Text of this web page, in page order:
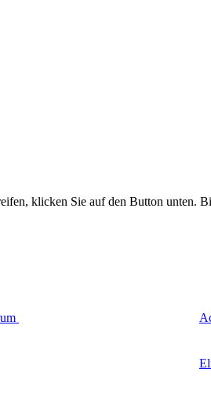
klicken Sie auf den Button unten.